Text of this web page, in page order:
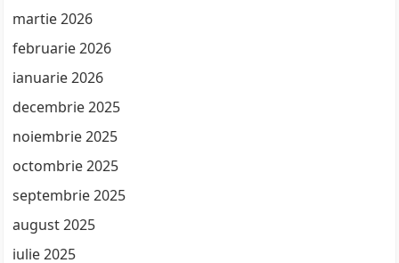
martie 2026
februarie 2026
ianuarie 2026
decembrie 2025
noiembrie 2025
octombrie 2025
septembrie 2025
august 2025
iulie 2025